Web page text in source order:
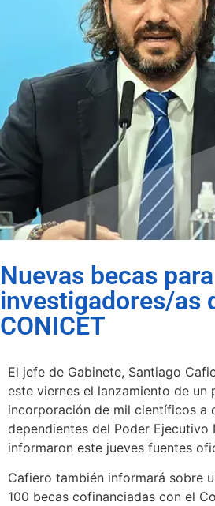
Nuevas becas para
investigadores/as
CONICET
El jefe de Gabinete, Santiago
este viernes el lanzamiento de un
incorporación de mil científicos a
dependientes del Poder Ejecutivo
informaron este jueves fuentes
Cafiero también informará sobre
100 becas cofinanciadas con el